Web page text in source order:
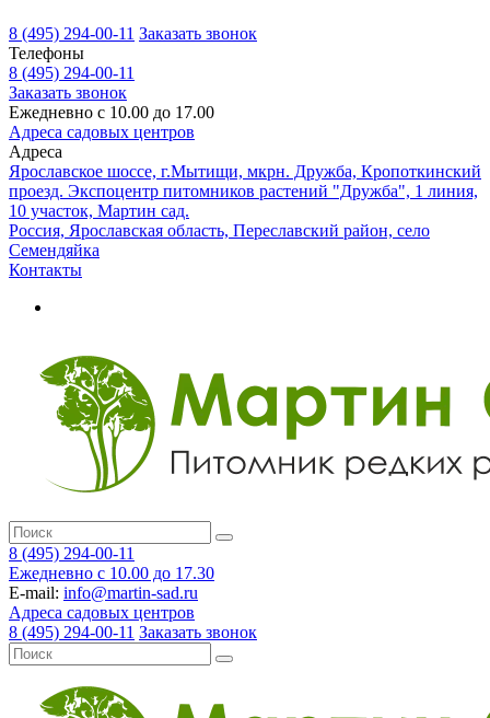
8 (495) 294-00-11 Заказать звонок
Телефоны
8 (495) 294-00-11
Заказать звонок
Ежедневно с 10.00 до 17.00
Адреса садовых центров
Адреса
Ярославское шоссе, г.Мытищи, мкрн. Дружба, Кропоткинский
проезд. Экспоцентр питомников растений "Дружба", 1 линия,
10 участок, Мартин сад.
Россия, Ярославская область, Переславский район, село
Семендяйка
Контакты
8 (495) 294-00-11
Ежедневно с 10.00 до 17.30
E-mail: info@martin-sad.ru
Адреса садовых центров
8 (495) 294-00-11 Заказать звонок